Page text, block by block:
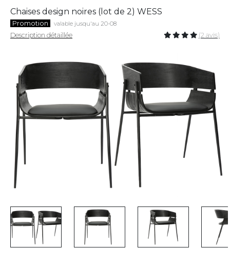
Chaises design noires (lot de 2) WESS
Promotion valable jusqu'au 20-08
Description détaillée (2 avis)